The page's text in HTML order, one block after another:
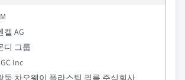
켈 AG
디 그룹
Inc
둥 차오웨이 플라스틱 필름 주식회사